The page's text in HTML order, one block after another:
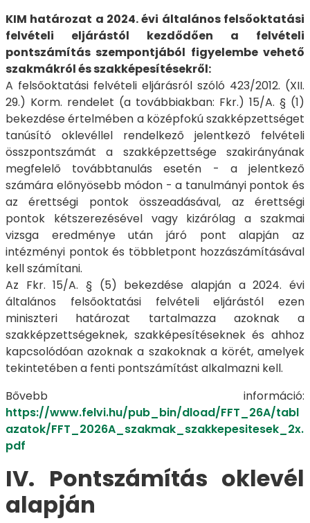
KIM határozat a 2024. évi általános felsőoktatási
felvételi eljárástól kezdődően a felvételi
pontszámítás szempontjából figyelembe vehető
szakmákról és szakképesítésekről:
A felsőoktatási felvételi eljárásról szóló 423/2012. (XII.
29.) Korm. rendelet (a továbbiakban: Fkr.) 15/A. § (1)
bekezdése értelmében a középfokú szakképzettséget
tanúsító oklevéllel rendelkező jelentkező felvételi
összpontszámát a szakképzettsége szakirányának
megfelelő továbbtanulás esetén - a jelentkező
számára előnyösebb módon - a tanulmányi pontok és
az érettségi pontok összeadásával, az érettségi
pontok kétszerezésével vagy kizárólag a szakmai
vizsga eredménye után járó pont alapján az
intézményi pontok és többletpont hozzászámításával
kell számítani.
Az Fkr. 15/A. § (5) bekezdése alapján a 2024. évi
általános felsőoktatási felvételi eljárástól ezen
miniszteri határozat tartalmazza azoknak a
szakképzettségeknek, szakképesítéseknek és ahhoz
kapcsolódóan azoknak a szakoknak a körét, amelyek
tekintetében a fenti pontszámítást alkalmazni kell.
Bővebb információ:
https://www.felvi.hu/pub_bin/dload/FFT_26A/tabl
azatok/FFT_2026A_szakmak_szakkepesitesek_2x.
pdf
IV. Pontszámítás oklevél
alapján